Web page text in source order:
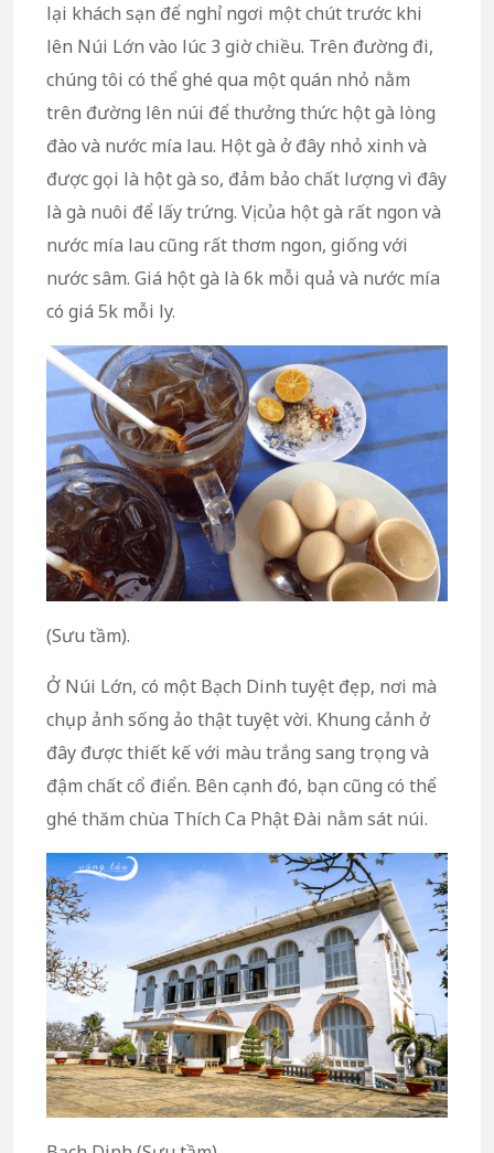
lại khách sạn để nghỉ ngơi một chút trước khi
lên Núi Lớn vào lúc 3 giờ chiều. Trên đường đi,
chúng tôi có thể ghé qua một quán nhỏ nằm
trên đường lên núi để thưởng thức hột gà lòng
đào và nước mía lau. Hột gà ở đây nhỏ xinh và
được gọi là hột gà so, đảm bảo chất lượng vì đây
là gà nuôi để lấy trứng. Vị của hột gà rất ngon và
nước mía lau cũng rất thơm ngon, giống với
nước sâm. Giá hột gà là 6k mỗi quả và nước mía
có giá 5k mỗi ly.
(Sưu tầm).
Ở Núi Lớn, có một Bạch Dinh tuyệt đẹp, nơi mà
chụp ảnh sống ảo thật tuyệt vời. Khung cảnh ở
đây được thiết kế với màu trắng sang trọng và
đậm chất cổ điển. Bên cạnh đó, bạn cũng có thể
ghé thăm chùa Thích Ca Phật Đài nằm sát núi.